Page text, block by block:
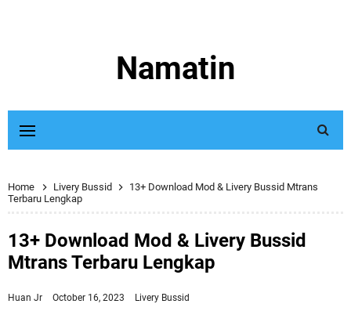
Namatin
Home Livery Bussid
13+ Download Mod & Livery Bussid Mtrans
Terbaru Lengkap
13+ Download Mod & Livery Bussid
Mtrans Terbaru Lengkap
Huan Jr October 16, 2023 Livery Bussid